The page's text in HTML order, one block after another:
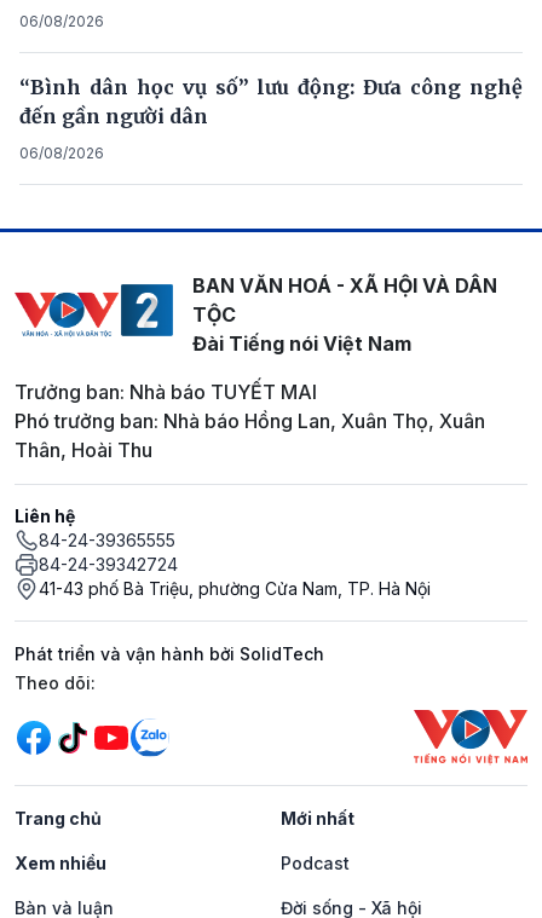
06/08/2026
“Bình dân học vụ số” lưu động: Đưa công nghệ
đến gần người dân
06/08/2026
BAN VĂN HOÁ - XÃ HỘI VÀ DÂN
TỘC
Đài Tiếng nói Việt Nam
Trưởng ban: Nhà báo TUYẾT MAI
Phó trưởng ban: Nhà báo Hồng Lan, Xuân Thọ, Xuân
Thân, Hoài Thu
Liên hệ
84-24-39365555
84-24-39342724
41-43 phố Bà Triệu, phường Cửa Nam, TP. Hà Nội
Phát triển và vận hành bởi SolidTech
Mạng xã hội
Theo dõi:
Trang chủ Mới nhất
Xem nhiều Podcast
Bàn và luận Đời sống - Xã hội